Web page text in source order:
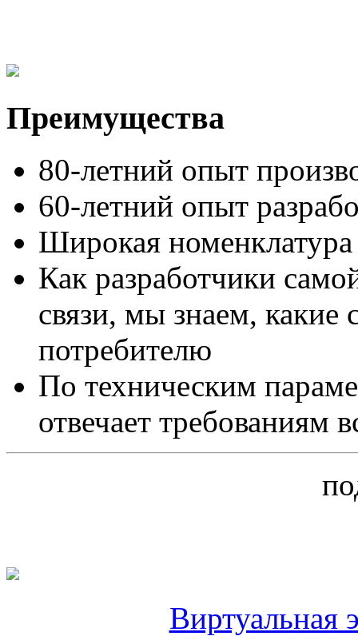
Преимущества
80-летний опыт
60-летний опыт
Широкая
Как разработчики
связи, мы знаем,
потребителю
По техническим
отвечает требованиям
Виртуальная